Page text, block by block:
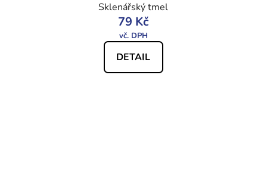
Sklenářský tmel
79 Kč
DETAIL